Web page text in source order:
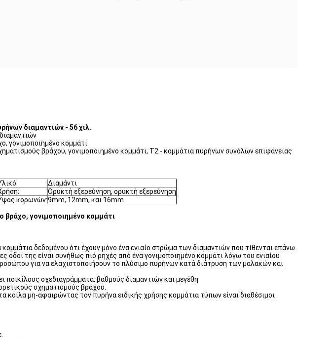
διαμαντιών - 56 χιλ.
γονιμοποιημένο κομμάτι
βράχου, γονιμοποιημένο κομμάτι, T2 - κομμάτια πυρήνων συνόλων επιφάνειας
Διαμάντι
Ορυκτή εξερεύνηση, ορυκτή εξερεύνηση
κορωνών:9mm, 12mm, και 16mm
βράχο, γονιμοποιημένο κομμάτι
δεδομένου ότι έχουν μόνο ένα ενιαίο στρώμα των διαμαντιών που τίθενται επάνω
της είναι συνήθως πιό ρηχές από ένα γονιμοποιημένο κομμάτι λόγω του ενιαίου
για να ελαχιστοποιήσουν το πλύσιμο πυρήνων κατά διάτρυση των μαλακών και
σχεδιαγράμματα, βαθμούς διαμαντιών και μεγέθη
σχηματισμούς βράχου.
μη-αφαιρώντας τον πυρήνα ειδικής χρήσης κομμάτια τύπων είναι διαθέσιμοι